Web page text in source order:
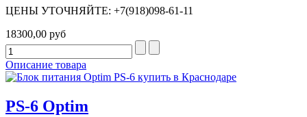
ЦЕНЫ УТОЧНЯЙТЕ: +7(918)098-61-11
18300,00 руб
Описание товара
PS-6 Optim